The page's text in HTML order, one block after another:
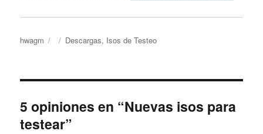
Autor
hwagm
Publicado
Categorías
Descargas, Isos de Testeo
5 opiniones en “Nuevas isos para
testear”